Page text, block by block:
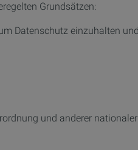
Grundsätzen:
Datenschutz einzuhalten
und anderer